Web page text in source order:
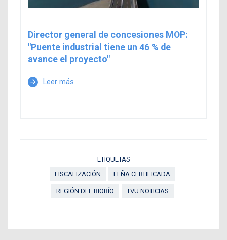
Director general de concesiones MOP:
"Puente industrial tiene un 46 % de
avance el proyecto"
arrow_forward Leer más
ETIQUETAS
FISCALIZACIÓN
LEÑA CERTIFICADA
REGIÓN DEL BIOBÍO TVU NOTICIAS